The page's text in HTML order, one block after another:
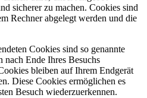
sicherer zu machen. Cookies sind
Rechner abgelegt werden und die
Cookies sind so genannte
nach Ende Ihres Besuchs
bleiben auf Ihrem Endgerät
Diese Cookies ermöglichen es
Besuch wiederzuerkennen.